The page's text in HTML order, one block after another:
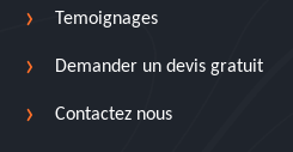
Temoignages
Demander un devis gratuit
Contactez nous